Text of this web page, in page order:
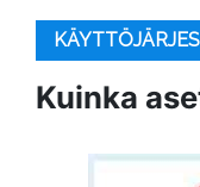
Kuinka